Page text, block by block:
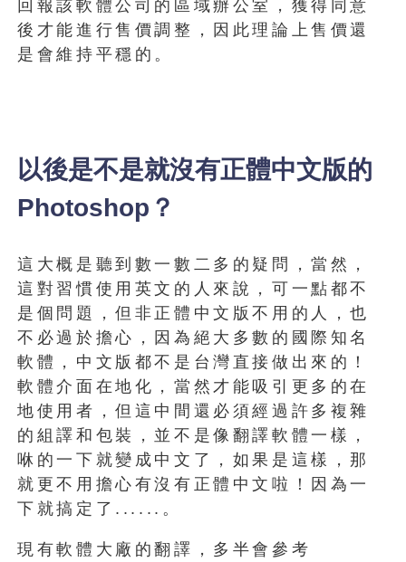
回報該軟體公司的區域辦公室，獲得同意
後才能進行售價調整，因此理論上售價還
是會維持平穩的。
以後是不是就沒有正體中文版的
Photoshop？
這大概是聽到數一數二多的疑問，當然，
這對習慣使用英文的人來說，可一點都不
是個問題，但非正體中文版不用的人，也
不必過於擔心，因為絕大多數的國際知名
軟體，中文版都不是台灣直接做出來的！
軟體介面在地化，當然才能吸引更多的在
地使用者，但這中間還必須經過許多複雜
的組譯和包裝，並不是像翻譯軟體一樣，
咻的一下就變成中文了，如果是這樣，那
就更不用擔心有沒有正體中文啦！因為一
下就搞定了......。
現有軟體大廠的翻譯，多半會參考